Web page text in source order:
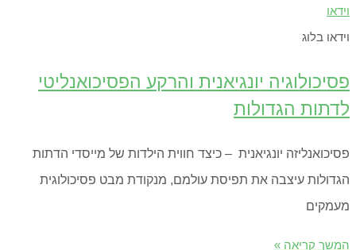
וידאו בלוג
פסיכולוגיה יונגיאנית והרקע הפסיכואנליטי
לדתות הגדולות
פסיכואנליזה יונגיאנית – כיצד חווית הילדות של מייסדי הדתות
הגדולות עיצבה את תפיסת עולמם, מנקודת מבט פסיכולוגית
מעמקים
המשך קריאה »